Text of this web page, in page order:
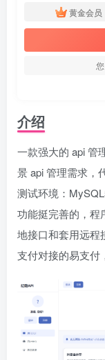
黄金会员
介绍
一款强大的 api 管
景 api 管理需求，
测试环境：
功能挺完善的，程
地接口和套用远程
支付对接的易支付